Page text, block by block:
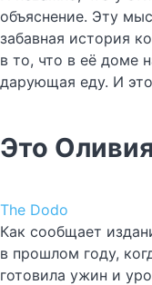
объяснение. Эту
забавная история
в то, что в её доме
дарующая еду. И
Это Оливия
The Dodo
Как сообщает
в прошлом году,
готовила ужин и